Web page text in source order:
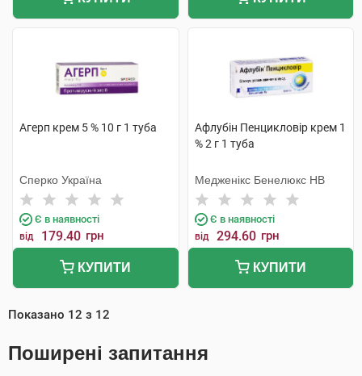
Агерп крем 5 % 10 г 1 туба
Сперко Україна
Є в наявності
від 179.40 грн
КУПИТИ
Афлубін Пенцикловір крем 1
% 2 г 1 туба
Медженікс Бенелюкс НВ
Є в наявності
від 294.60 грн
КУПИТИ
Показано 12 з 12
Поширені запитання